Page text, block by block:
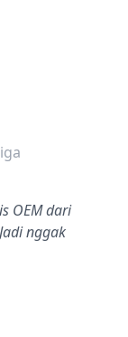
lima
OEM dari
nggak